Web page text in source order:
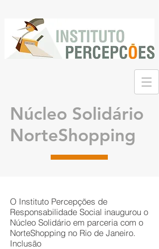
sistema
acessibilidade.
Núcleo Solidário
NorteShopping
O Instituto Percepções de
Responsabilidade Social inaugurou o
Núcleo Solidário em parceria com o
NorteShopping no Rio de Janeiro.
Inclusão